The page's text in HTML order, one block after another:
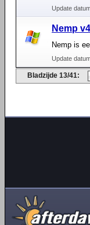
Update
Nemp
Nemp is
Update
Bladzijde 13/41: